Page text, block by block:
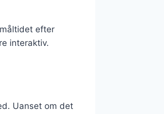
efter
interaktiv.
Uanset om det